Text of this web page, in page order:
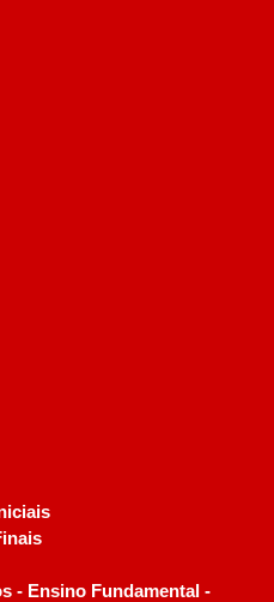
- Ensino Fundamental -